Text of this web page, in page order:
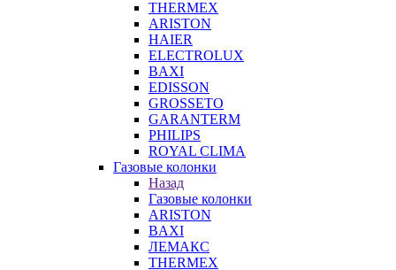
THERMEX
ARISTON
HAIER
ELECTROLUX
BAXI
EDISSON
GROSSETO
GARANTERM
PHILIPS
ROYAL CLIMA
Газовые колонки
Назад
Газовые колонки
ARISTON
BAXI
ЛЕМАКС
THERMEX